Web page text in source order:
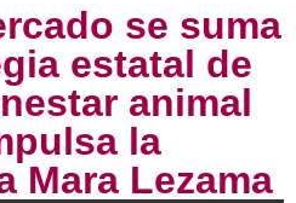
se suma
estatal de
animal
la
Mara Lezama